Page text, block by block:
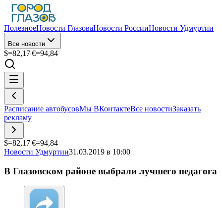
ПолезноеНовости ГлазоваНовости РоссииНовости Удмуртии
Все новости
$=82,17|€=94,84
Расписание автобусовМы ВКонтактеВсе новостиЗаказать
рекламу
$=82,17|€=94,84
Новости Удмуртии31.03.2019 в 10:00
В Глазовском районе выбрали лучшего педагога